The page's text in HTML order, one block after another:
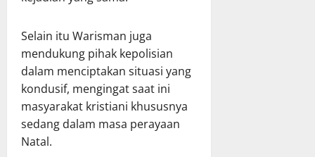
Selain itu Warisman juga
mendukung pihak kepolisian
dalam menciptakan situasi yang
kondusif, mengingat saat ini
masyarakat kristiani khususnya
sedang dalam masa perayaan
Natal.